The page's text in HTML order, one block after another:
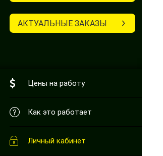
АКТУАЛЬНЫЕ ЗАКАЗЫ
Цены на работу
Как это работает
Личный кабинет